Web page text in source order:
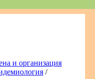
и организация
/